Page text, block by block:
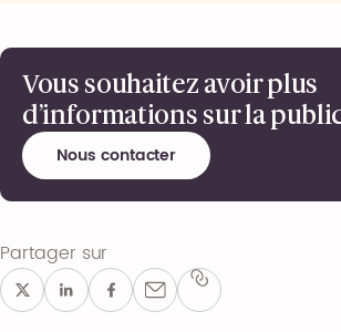
Vous souhaitez avoir plus
d’informations sur la
Nous contacter
Partager sur